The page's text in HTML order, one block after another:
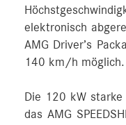
elektronisch
AMG Driver’s
140 km/h möglich.
Die 120 kW
das AMG